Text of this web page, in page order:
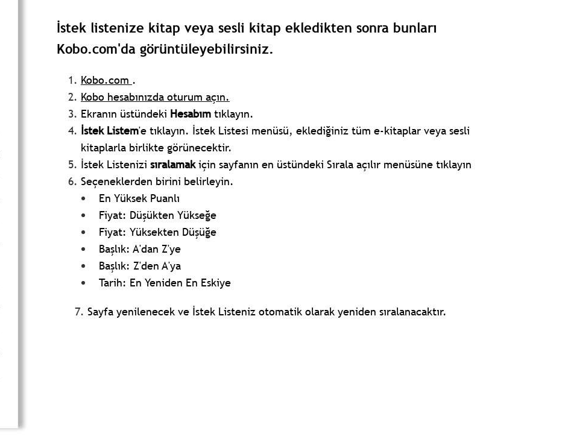
İstek listenize kitap veya sesli kitap ekledikten sonra bunları
Kobo.com'da görüntüleyebilirsiniz.
Kobo.com .
Kobo hesabınızda oturum açın.
Ekranın üstündeki Hesabım tıklayın.
İstek Listem'e tıklayın. İstek Listesi menüsü, eklediğiniz tüm e-kitaplar veya sesli
kitaplarla birlikte görünecektir.
İstek Listenizi sıralamakiçin sayfanın en üstündeki Sırala açılır menüsüne tıklayın
Seçeneklerden birini belirleyin.
En Yüksek Puanlı
Fiyat: Düşükten Yükseğe
Fiyat: Yüksekten Düşüğe
Başlık: A'dan Z'ye
Başlık: Z'den A'ya
Tarih: En Yeniden En Eskiye
7. Sayfa yenilenecek ve İstek Listeniz otomatik olarak yeniden sıralanacaktır.